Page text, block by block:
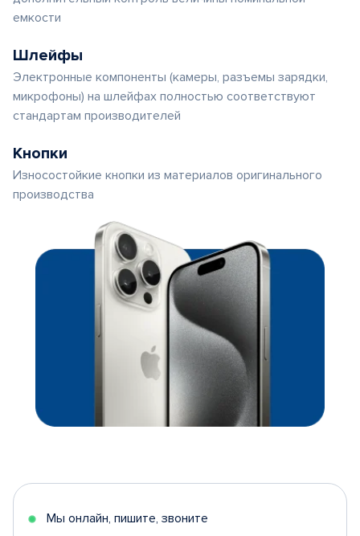
емкости
Шлейфы
Электронные компоненты (камеры, разъемы зарядки,
микрофоны) на шлейфах полностью соответствуют
стандартам производителей
Кнопки
Износостойкие кнопки из материалов оригинального
производства
Мы онлайн, пишите, звоните